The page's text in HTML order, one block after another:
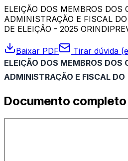
ELEIÇÃO DOS MEMBROS DOS
ADMINISTRAÇÃO E FISCAL
DE ELEIÇÃO - 2025
Baixar PDF
Tirar dúvida
ELEIÇÃO DOS MEMBROS DOS
ADMINISTRAÇÃO E FISCAL DO
Documento completo